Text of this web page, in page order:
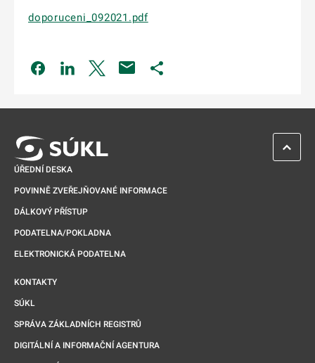
doporuceni_092021.pdf
Odkaz se otevře na nové kartě
Odkaz se otevře na nové kartě
Odkaz se otevře na nové kartě
ÚŘEDNÍ DESKA
POVINNĚ ZVEŘEJŇOVANÉ INFORMACE
DÁLKOVÝ PŘÍSTUP
PODATELNA/POKLADNA
ELEKTRONICKÁ PODATELNA
KONTAKTY
SÚKL
SPRÁVA ZÁKLADNÍCH REGISTRŮ
DIGITÁLNÍ A INFORMAČNÍ AGENTURA
ZPĚT